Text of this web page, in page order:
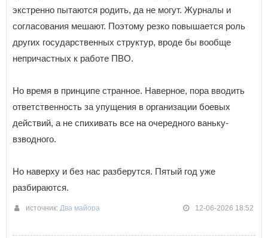
экстренно пытаются родить, да не могут. Журналы и
согласования мешают. Поэтому резко повышается роль
других государственных структур, вроде бы вообще
непричастных к работе ПВО.
Но время в принципе странное. Наверное, пора вводить
ответственность за упущения в организации боевых
действий, а не спихивать все на очередного ваньку-
взводного.
Но наверху и без нас разберутся. Пятый год уже
разбираются.
источник: Два майора 12-06-2026 18:52